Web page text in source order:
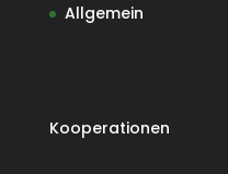
Allgemein
Kooperationen